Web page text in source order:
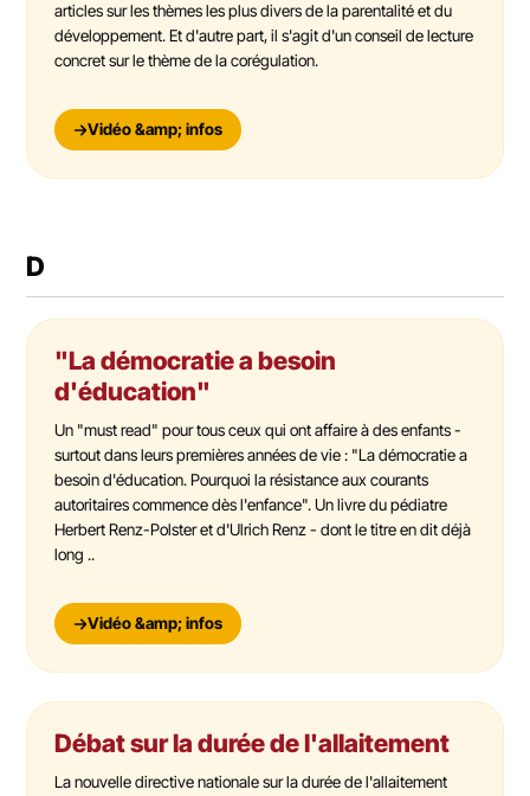
articles sur les thèmes les plus divers de la parentalité et du
développement. Et d'autre part, il s'agit d'un conseil de lecture
concret sur le thème de la corégulation.
Vidéo &amp; infos
D
"La démocratie a besoin
d'éducation"
Un "must read" pour tous ceux qui ont affaire à des enfants -
surtout dans leurs premières années de vie : "La démocratie a
besoin d'éducation. Pourquoi la résistance aux courants
autoritaires commence dès l'enfance". Un livre du pédiatre
Herbert Renz-Polster et d'Ulrich Renz - dont le titre en dit déjà
long ..
Vidéo &amp; infos
Débat sur la durée de l'allaitement
La nouvelle directive nationale sur la durée de l'allaitement